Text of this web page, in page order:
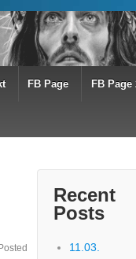
FB Page FB Page
Recent
Posts
11.03.